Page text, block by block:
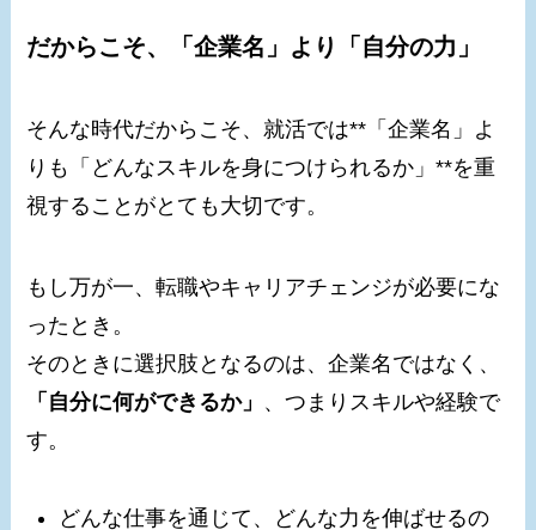
だからこそ、「企業名」より「自分の力」
そんな時代だからこそ、就活では**「企業名」よ
りも「どんなスキルを身につけられるか」**を重
視することがとても大切です。
もし万が一、転職やキャリアチェンジが必要にな
ったとき。
そのときに選択肢となるのは、企業名ではなく、
「自分に何ができるか」 、つまりスキルや経験で
す。
どんな仕事を通じて、どんな力を伸ばせるの